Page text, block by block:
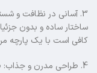
3. آسانی در نظافت و
ساختار ساده و بدون
کافی است با یک پارچه
4. طراحی مدرن و جذاب: